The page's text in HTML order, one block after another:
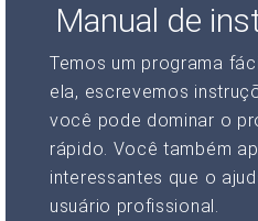
Manual de
Temos um programa
ela, escrevemos
você pode dominar o
rápido. Você também
interessantes que o
usuário profissional.